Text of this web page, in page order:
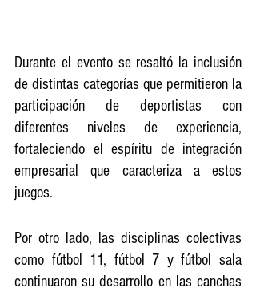
Durante el evento se resaltó la inclusión
de distintas categorías que permitieron la
participación de deportistas con
diferentes niveles de experiencia,
fortaleciendo el espíritu de integración
empresarial que caracteriza a estos
juegos.
Por otro lado, las disciplinas colectivas
como fútbol 11, fútbol 7 y fútbol sala
continuaron su desarrollo en las canchas